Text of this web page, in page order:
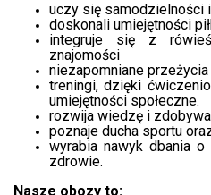
uczy się samodzielności
doskonali umiejętności
integruje się z
znajomości
niezapomniane
treningi, dzięki
umiejętności społeczne.
rozwija wiedzę i
poznaje ducha sportu
wyrabia nawyk dbania
zdrowie.
Nasze obozy to: